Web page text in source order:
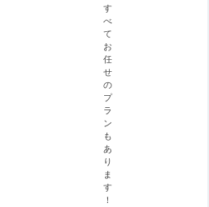
す
べ
て
お
任
せ
の
プ
ラ
ン
も
あ
り
ま
す
！